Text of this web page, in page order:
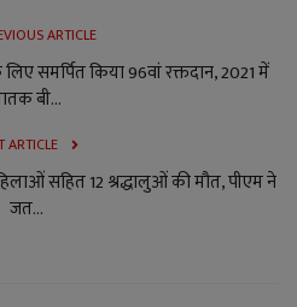
ARTICLE
समर्पित किया 96वां रक्तदान, 2021 में
बी...
ARTICLE
सहित 12 श्रद्धालुओं की मौत, पीएम ने
जत...